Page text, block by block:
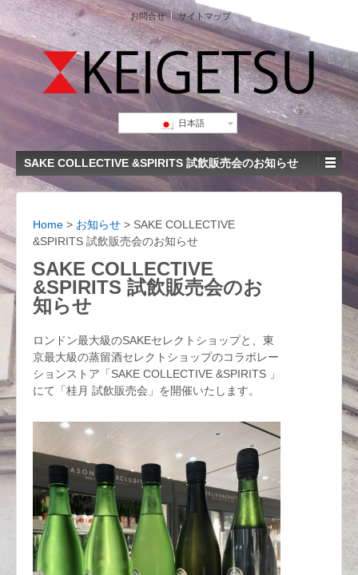
お問合せ サイトマップ
日本語
SAKE COLLECTIVE &SPIRITS 試飲販売会のお知らせ
Home > お知らせ > SAKE COLLECTIVE
&SPIRITS 試飲販売会のお知らせ
SAKE COLLECTIVE
&SPIRITS 試飲販売会のお
知らせ
ロンドン最大級のSAKEセレクトショップと、東
京最大級の蒸留酒セレクトショップのコラボレー
ションストア「SAKE COLLECTIVE &SPIRITS 」
にて「桂月 試飲販売会」を開催いたします。